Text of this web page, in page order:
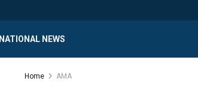
NATIONAL NEWS
Home AMA